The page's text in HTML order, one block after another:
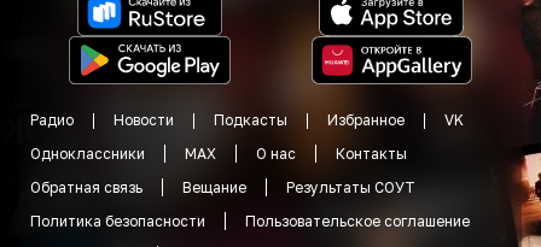
Радио Новости Подкасты Избранное
VK
Одноклассники
MAX О нас
Контакты
Обратная связь
Вещание
Результаты СОУТ
Политика безопасности
Пользовательское соглашение